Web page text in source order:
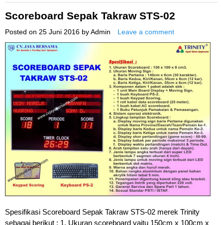
Scoreboard Sepak Takraw STS-02
Posted on 25 Juni 2016 by Admin Leave a comment
Spesifikasi Scoreboard Sepak Takraw STS-02 merek Trinity
sebagai berikut : 1. Ukuran scoreboard yaitu 150cm x 100cm x